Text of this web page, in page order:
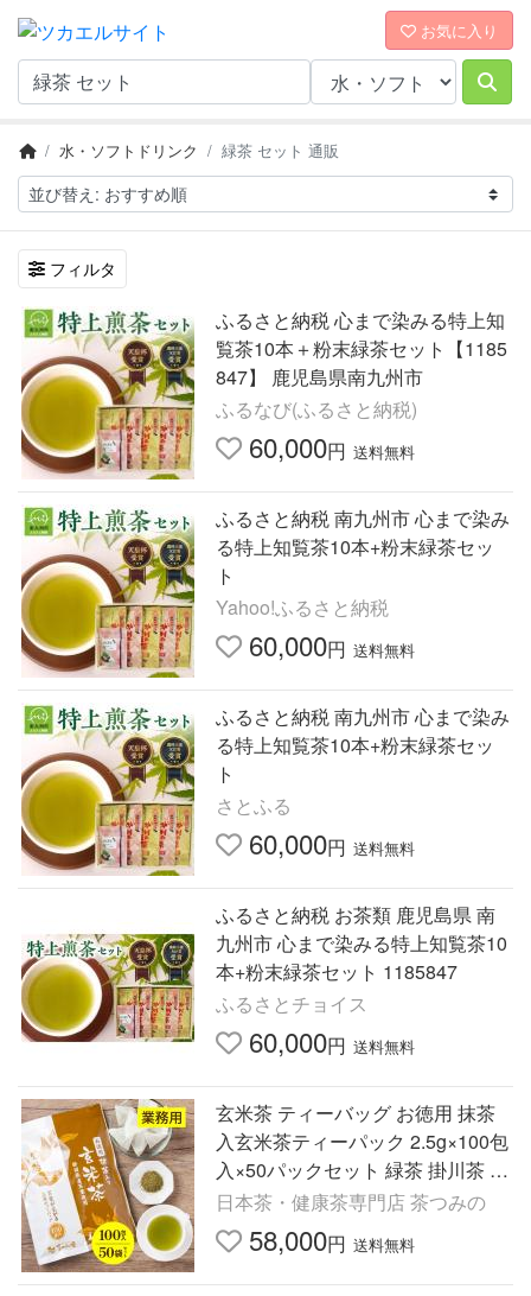
お気に入り
水・ソフトドリンク 緑茶 セット 通販
フィルタ
ふるさと納税 心まで染みる特上知
覧茶10本＋粉末緑茶セット【1185
847】 鹿児島県南九州市
ふるなび(ふるさと納税)
60,000円 送料無料
ふるさと納税 南九州市 心まで染み
る特上知覧茶10本+粉末緑茶セッ
ト
Yahoo!ふるさと納税
60,000円 送料無料
ふるさと納税 南九州市 心まで染み
る特上知覧茶10本+粉末緑茶セッ
ト
さとふる
60,000円 送料無料
ふるさと納税 お茶類 鹿児島県 南
九州市 心まで染みる特上知覧茶10
本+粉末緑茶セット 1185847
ふるさとチョイス
60,000円 送料無料
玄米茶 ティーバッグ お徳用 抹茶
入玄米茶ティーパック 2.5g×100包
入×50パックセット 緑茶 掛川茶 お
茶 静岡茶 業務用 水出し茶 日本茶
煎茶
日本茶・健康茶専門店 茶つみの
58,000円 送料無料